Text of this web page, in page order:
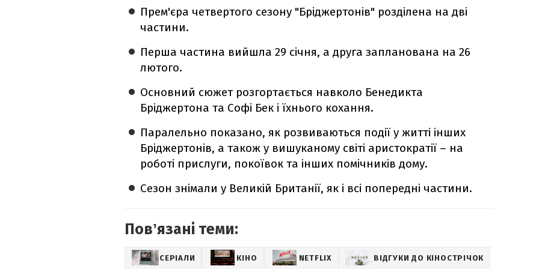
Прем'єра четвертого сезону "Бріджертонів" розділена на дві
частини.
Перша частина вийшла 29 січня, а друга запланована на 26
лютого.
Основний сюжет розгортається навколо Бенедикта
Бріджертона та Софі Бек і їхнього кохання.
Паралельно показано, як розвиваються події у житті інших
Бріджертонів, а також у вишуканому світі аристократії – на
роботі прислуги, покоївок та інших помічників дому.
Сезон знімали у Великій Британії, як і всі попередні частини.
Повʼязані теми:
СЕРІАЛИ КІНО NETFLIX ВІДГУКИ ДО КІНОСТРІЧОК